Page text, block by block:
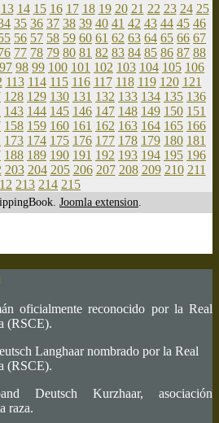
13 14 15 16 17 18 19 20 21 22 23 24 25
35 36 37 38 39 40 41 42 43 44 45 46
56 57 58 59 60 61 62 63 64 65 66 67
77 78 79 80 81 82 83 84 85 86 87 88
97 98 99 100 101 102 103 104 105 106
113 114 115 116 117 118 119 120 121
128 129 130 131 132 133 134 135 136
143 144 145 146 147 148 149 150 151
158 159 160 161 162 163 164 165 166
173 174 175 176 177 178 179 180 181
188 189 190 191 192 193 194 195 196
203 204 205 206 207 208 209 210 211
213 214 215
Joomla extension
oficialmente reconocido por la Real
(RSCE).
Langhaar nombrado por la Real
(RSCE).
Deutsch Kurzhaar, asociación
raza.